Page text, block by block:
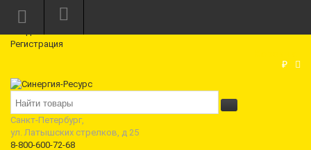
Режим работы: Пн—Пт: 10:00—18:00
Регистрация
₽
Санкт-Петербург,
ул. Латышских стрелков, д 25
8-800-600-72-68